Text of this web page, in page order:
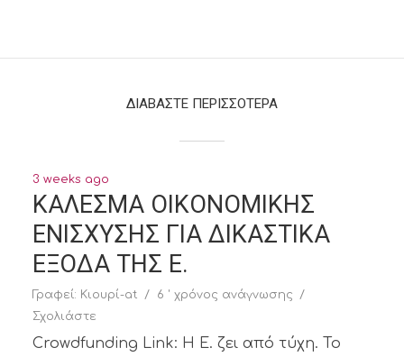
ΔΙΑΒΑΣΤΕ ΠΕΡΙΣΣΟΤΕΡΑ
3 weeks ago
ΚΑΛΕΣΜΑ ΟΙΚΟΝΟΜΙΚΗΣ
ΕΝΙΣΧΥΣΗΣ ΓΙΑ ΔΙΚΑΣΤΙΚΑ
ΕΞΟΔΑ ΤΗΣ Ε.
Γραφεί: Κιουρί-at
6 ' χρόνος ανάγνωσης
Σχολιάστε
Crowdfunding Link: Η Ε. ζει από τύχη. Το